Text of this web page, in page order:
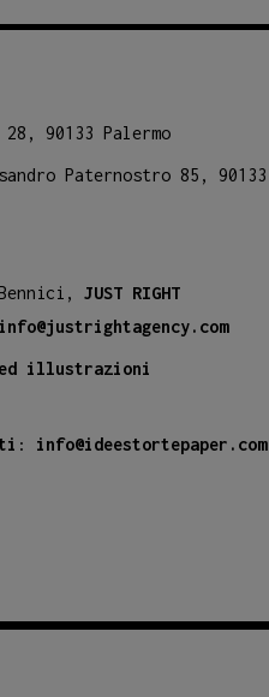
90133 Palermo
Paternostro 85, 90133
JUST RIGHT
illustrazioni
: info@ideestortepaper.com